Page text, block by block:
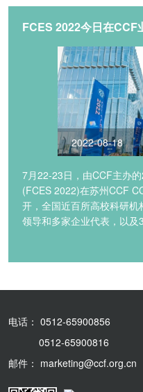
FCES 2022今日在CCF
2022-08-18
7月22-23日，由CCF主办
(FCES 2022)在苏州CCF
开，全国近百所高校科研
领导和多家企业代表，以
电话： 0512-65900856
0512-65900816
邮件： marketing@ccf.org.cn